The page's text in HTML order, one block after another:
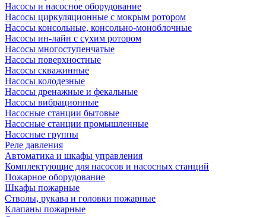
Насосы и насосное оборудование
Насосы циркуляционные с мокрым ротором
Насосы консольные, консольно-моноблочные
Насосы ин-лайн с сухим ротором
Насосы многоступенчатые
Насосы поверхностные
Насосы скважинные
Насосы колодезные
Насосы дренажные и фекальные
Насосы вибрационные
Насосные станции бытовые
Насосные станции промышленные
Насосные группы
Реле давления
Автоматика и шкафы управления
Комплектующие для насосов и насосных станций
Пожарное оборудование
Шкафы пожарные
Стволы, рукава и головки пожарные
Клапаны пожарные